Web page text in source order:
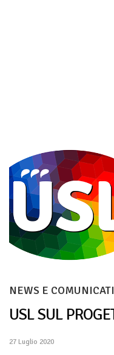
NEWS E COMUNICATI
USL SUL
27 Luglio 2020